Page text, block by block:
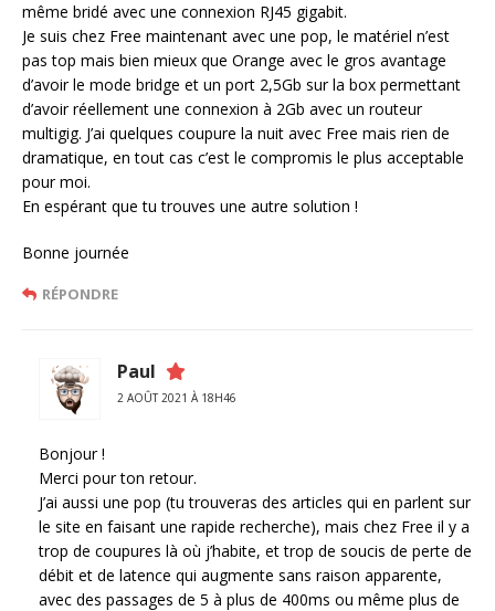
même bridé avec une connexion RJ45 gigabit.
Je suis chez Free maintenant avec une pop, le matériel n’est
pas top mais bien mieux que Orange avec le gros avantage
d’avoir le mode bridge et un port 2,5Gb sur la box permettant
d’avoir réellement une connexion à 2Gb avec un routeur
multigig. J’ai quelques coupure la nuit avec Free mais rien de
dramatique, en tout cas c’est le compromis le plus acceptable
pour moi.
En espérant que tu trouves une autre solution !
Bonne journée
RÉPONDRE
Paul
2 AOÛT 2021 À 18H46
Bonjour !
Merci pour ton retour.
J’ai aussi une pop (tu trouveras des articles qui en parlent sur
le site en faisant une rapide recherche), mais chez Free il y a
trop de coupures là où j’habite, et trop de soucis de perte de
débit et de latence qui augmente sans raison apparente,
avec des passages de 5 à plus de 400ms ou même plus de